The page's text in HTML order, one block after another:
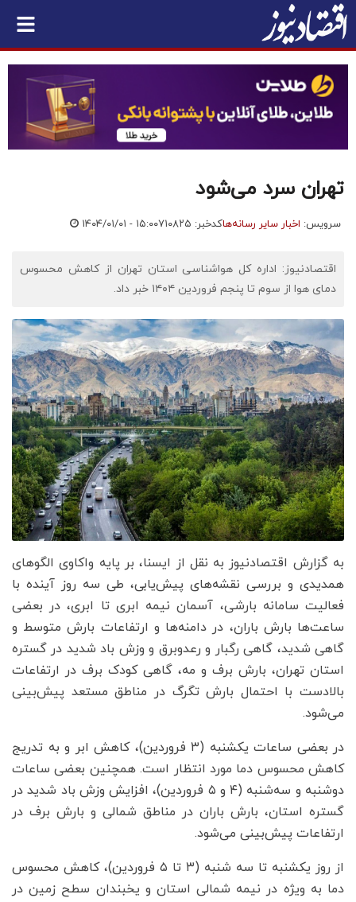
تهران سرد می‌شود
سرویس: اخبار سایر رسانه‌هاکدخبر: ۷۱۰۸۲۵ ۱۴۰۴/۰۱/۰۱ - ۱۵:۰۰
اقتصادنیوز: اداره کل هواشناسی استان تهران از کاهش محسوس
دمای هوا از سوم تا پنجم فروردین ۱۴۰۴ خبر داد.
به گزارش اقتصادنیوز به نقل از ایسنا، بر پایه واکاوی الگوهای
همدیدی و بررسی نقشه‌های پیش‌یابی، طی سه روز آینده با
فعالیت سامانه بارشی، آسمان نیمه ابری تا ابری، در بعضی
ساعت‌ها بارش باران، در دامنه‌ها و ارتفاعات بارش متوسط و
گاهی شدید، گاهی رگبار و رعدوبرق و وزش باد شدید در گستره
استان تهران، بارش برف و مه، گاهی کودک برف در ارتفاعات
بالادست با احتمال بارش تگرگ در مناطق مستعد پیش‌بینی
می‌شود.
در بعضی ساعات یکشنبه (۳ فروردین)، کاهش ابر و به تدریج
کاهش محسوس دما مورد انتظار است. همچنین بعضی ساعات
دوشنبه و سه‌شنبه (۴ و ۵ فروردین)، افزایش وزش باد شدید در
گستره استان، بارش باران در مناطق شمالی و بارش برف در
ارتفاعات پیش‌بینی می‌شود.
از روز یکشنبه تا سه شنبه (۳ تا ۵ فروردین)، کاهش محسوس
دما به ویژه در نیمه شمالی استان و یخبندان سطح زمین در